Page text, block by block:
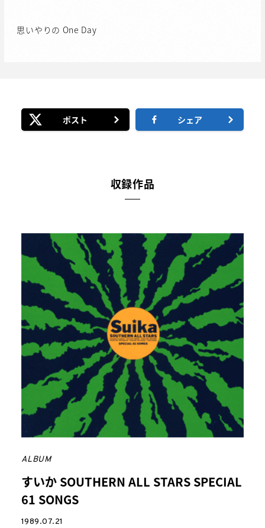
思いやりの One Day
ポスト シェア
収録作品
ALBUM
すいか SOUTHERN ALL STARS SPECIAL
61 SONGS
1989.07.21